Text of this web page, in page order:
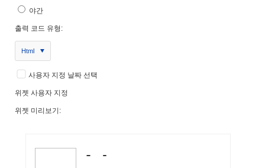
야간
출력 코드 유형:
Html
사용자 지정 날짜 선택
위젯 사용자 지정
위젯 미리보기: